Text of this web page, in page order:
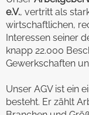
e.V., vertritt als
wirtschaftlichen,
Interessen seiner
knapp 22.000
Gewerkschaften
Unser AGV ist ein
besteht. Er zählt